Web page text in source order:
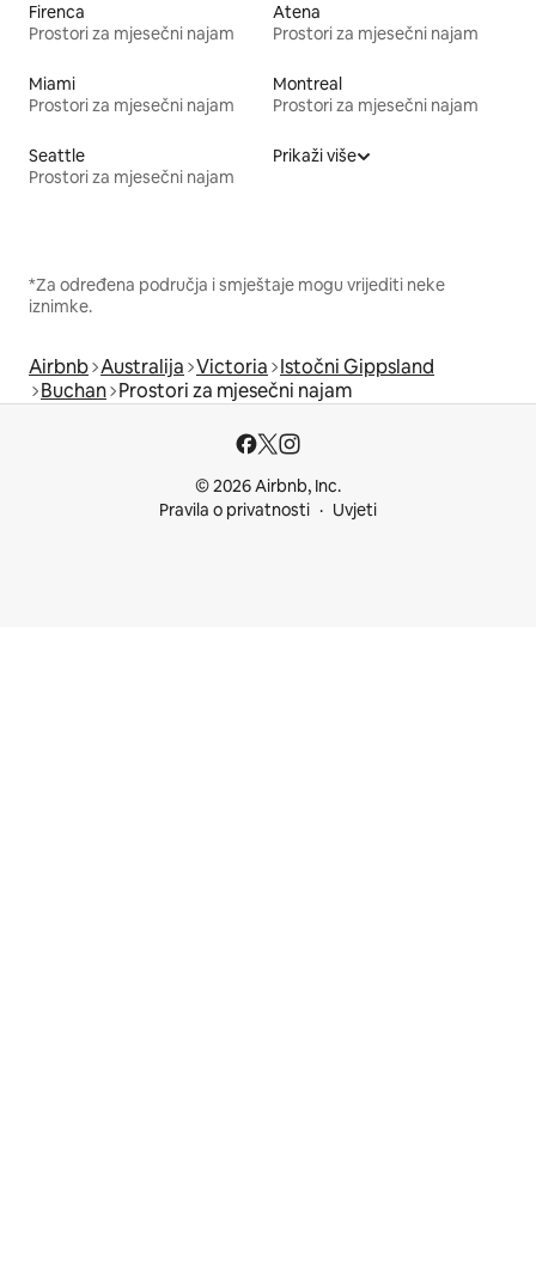
Firenca
Prostori za mjesečni najam
Atena
Prostori za mjesečni najam
Miami
Prostori za mjesečni najam
Montreal
Prostori za mjesečni najam
Seattle
Prostori za mjesečni najam
Prikaži više
*Za određena područja i smještaje mogu vrijediti neke
iznimke.
Airbnb Australija Victoria Istočni Gippsland
Buchan Prostori za mjesečni najam
© 2026 Airbnb, Inc.
Pravila o privatnosti
Uvjeti